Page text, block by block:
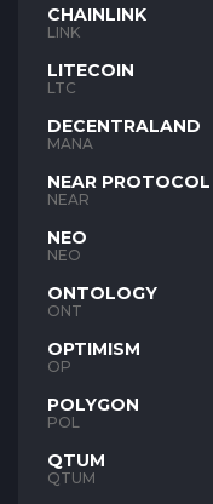
CHAINLINK
LINK
LITECOIN
LTC
DECENTRALAND
MANA
NEAR PROTOCOL
NEAR
NEO
NEO
ONTOLOGY
ONT
OPTIMISM
OP
POLYGON
POL
QTUM
QTUM